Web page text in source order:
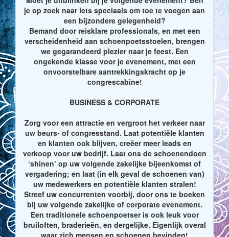
je op zoek naar iets speciaals om toe te voegen aan
een bijzondere gelegenheid?
Bemand door reisklare professionals, en met een
verscheidenheid aan schoenpoetsstoelen, brengen
we gegarandeerd plezier naar je feest. Een
ongekende klasse voor je evenement, met een
onvoorstelbare aantrekkingskracht op je
congrescabine!
BUSINESS & CORPORATE
Zorg voor een attractie en vergroot het verkeer naar
uw beurs- of congresstand. Laat potentiële klanten
en klanten ook blijven, creëer meer leads en
verkoop voor uw bedrijf. Laat ons de schoenendoen
‘shinen’ op uw volgende zakelijke bijeenkomst of
vergadering; en laat (in elk geval de schoenen van)
uw medewerkers en potentiële klanten stralen!
Streef uw concurrenten voorbij, door ons te boeken
bij uw volgende zakelijke of corporate evenement.
Een traditionele schoenpoetser is ook leuk voor
bruiloften, braderieën, en dergelijke. Eigenlijk overal
waar zich mensen en schoenen bevinden!